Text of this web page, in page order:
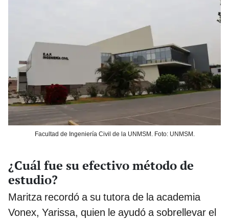
Facultad de Ingeniería Civil de la UNMSM. Foto: UNMSM.
¿Cuál fue su efectivo método de
estudio?
Maritza recordó a su tutora de la academia
Vonex, Yarissa, quien le ayudó a sobrellevar el